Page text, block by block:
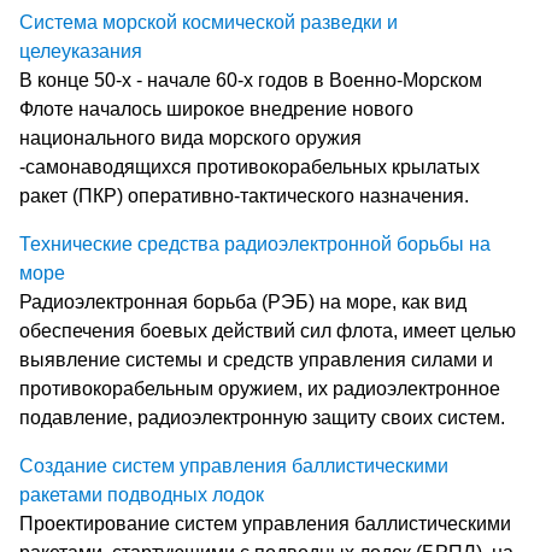
Система морской космической разведки и
целеуказания
В конце 50-х - начале 60-х годов в Военно-Морском
Флоте началось широкое внедрение нового
национального вида морского оружия
-самонаводящихся противокорабельных крылатых
ракет (ПКР) оперативно-тактического назначения.
Технические средства радиоэлектронной борьбы на
море
Радиоэлектронная борьба (РЭБ) на море, как вид
обеспечения боевых действий сил флота, имеет целью
выявление системы и средств управления силами и
противокорабельным оружием, их радиоэлектронное
подавление, радиоэлектронную защиту своих систем.
Создание систем управления баллистическими
ракетами подводных лодок
Проектирование систем управления баллистическими